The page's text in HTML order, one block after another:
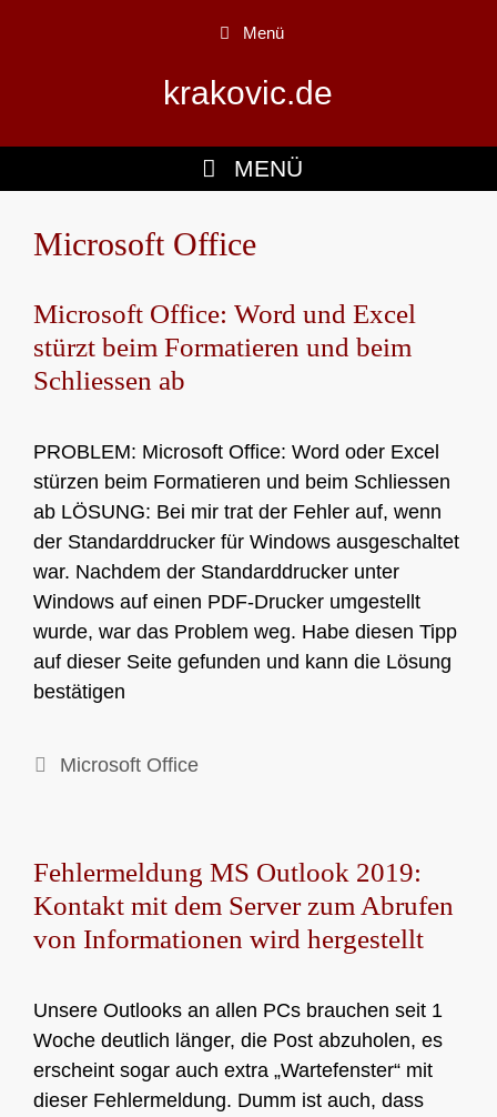
Menü
krakovic.de
MENÜ
Microsoft Office
Microsoft Office: Word und Excel
stürzt beim Formatieren und beim
Schliessen ab
PROBLEM: Microsoft Office: Word oder Excel
stürzen beim Formatieren und beim Schliessen
ab LÖSUNG: Bei mir trat der Fehler auf, wenn
der Standarddrucker für Windows ausgeschaltet
war. Nachdem der Standarddrucker unter
Windows auf einen PDF-Drucker umgestellt
wurde, war das Problem weg. Habe diesen Tipp
auf dieser Seite gefunden und kann die Lösung
bestätigen
Kategorien
Microsoft Office
Fehlermeldung MS Outlook 2019:
Kontakt mit dem Server zum Abrufen
von Informationen wird hergestellt
Unsere Outlooks an allen PCs brauchen seit 1
Woche deutlich länger, die Post abzuholen, es
erscheint sogar auch extra „Wartefenster“ mit
dieser Fehlermeldung. Dumm ist auch, dass